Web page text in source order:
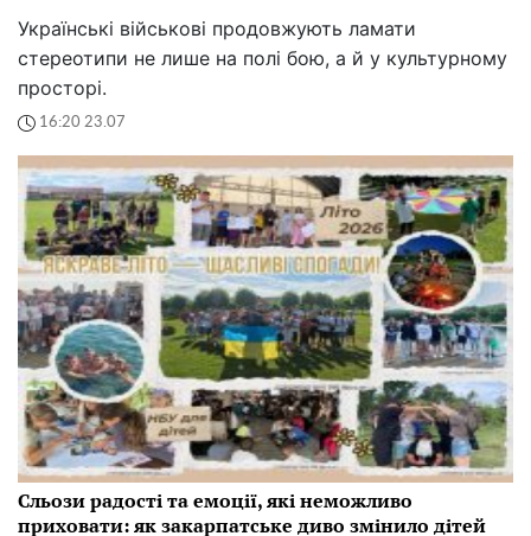
Українські військові продовжують ламати
стереотипи не лише на полі бою, а й у культурному
просторі.
16:20 23.07
Сльози радості та емоції, які неможливо
приховати: як закарпатське диво змінило дітей